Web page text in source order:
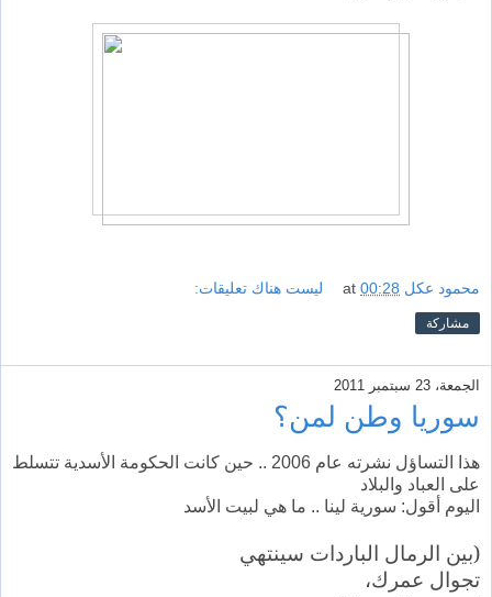
محمود عكل at 00:28 ليست هناك تعليقات:
مشاركة
الجمعة، 23 سبتمبر 2011
سوريا وطن لمن؟
هذا التساؤل نشرته عام 2006 .. حين كانت الحكومة الأسدية تتسلط
على العباد والبلاد
اليوم أقول: سورية لينا .. ما هي لبيت الأسد
(بين الرمال الباردات سينتهي
تجوال عمرك،